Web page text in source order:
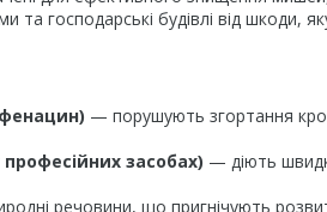
господарські будівлі від шкоди,
— порушують згортання
засобах) — діють
речовини, що пригнічують